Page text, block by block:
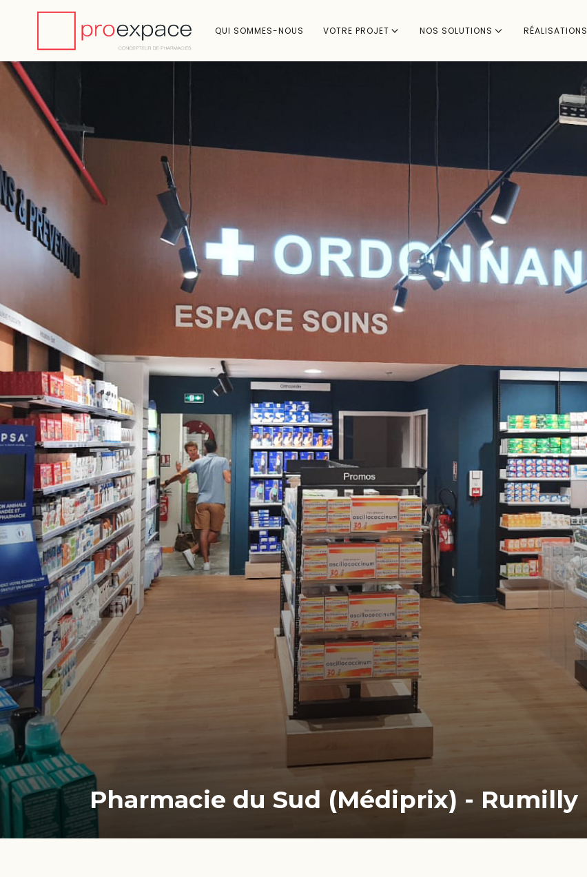
QUI SOMMES-NOUS VOTRE PROJET NOS SOLUTIONS RÉALISATIONS
Pharmacie du Sud (Médiprix) - Rumilly